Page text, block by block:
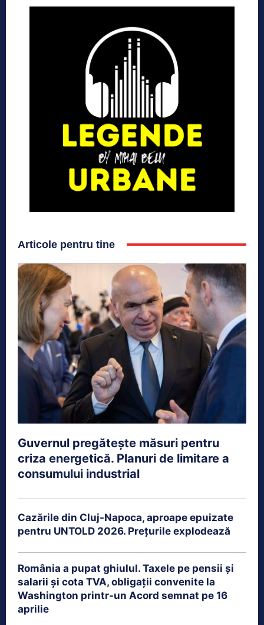
Articole pentru tine
Guvernul pregătește măsuri pentru
criza energetică. Planuri de limitare a
consumului industrial
Cazările din Cluj-Napoca, aproape epuizate
pentru UNTOLD 2026. Prețurile explodează
România a pupat ghiulul. Taxele pe pensii și
salarii și cota TVA, obligații convenite la
Washington printr-un Acord semnat pe 16
aprilie